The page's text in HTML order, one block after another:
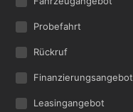
Probefahrt
Rückruf
Finanzierungsangebot
Leasingangebot